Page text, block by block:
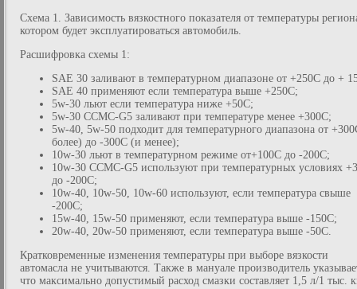
Схема 1. Зависимость вязкостного показателя от температуры
котором будет эксплуатироваться автомобиль.
Расшифровка схемы 1:
SAE 30 заливают в температурном диапазоне от +250С до +
SAE 40 применяют если температура выше +250С;
5w-30 льют если температура ниже +50С;
5w-30 CCMC-G5 заливают при температуре менее +300С;
5w-40, 5w-50 подходит для температурного диапазона от
более) до -300С (и менее);
10w-30 льют в температурном режиме от+100С до -200С;
10w-30 CCMC-G5 используют при температурных условиях
до -200С;
10w-40, 10w-50, 10w-60 используют, если температура свыше
-200С;
15w-40, 15w-50 применяют, если температура выше -150С;
20w-40, 20w-50 применяют, если температура выше -50С.
Кратковременные изменения температуры при выборе вязкости
автомасла не учитываются. Также в мануале производитель
что максимально допустимый расход смазки составляет 1,5 л/1 тыс.